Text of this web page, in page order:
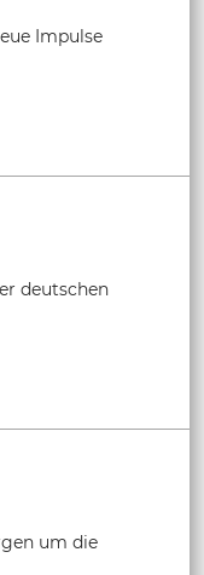
Impulse
deutschen
um die